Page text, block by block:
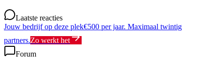
Laatste reacties
Jouw bedrijf op deze plek€500 per jaar. Maximaal twintig
partners.Zo werkt het
Forum